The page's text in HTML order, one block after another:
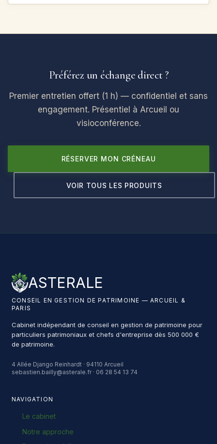
Préférez un échange direct ?
Premier entretien offert (1 h) — confidentiel et sans
engagement. Présentiel à Arcueil ou
visioconférence.
RÉSERVER MON CRÉNEAU
VOIR TOUS LES PRODUITS
ASTERALE
CONSEIL EN GESTION DE PATRIMOINE — ARCUEIL &
PARIS
Cabinet indépendant de conseil en gestion de patrimoine pour
particuliers patrimoniaux et chefs d'entreprise dès 500 000 €
de patrimoine.
4 Allée Django Reinhardt · 94110 Arcueil
sebastien.bailly@asterale.fr · 06 28 54 13 74
NAVIGATION
Le cabinet
Notre approche